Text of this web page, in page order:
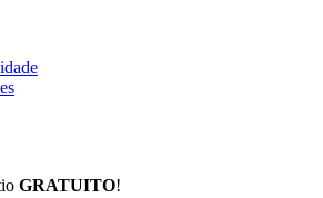
GRATUITO!